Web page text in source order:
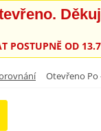
POSTUPNĚ OD
Otevřeno Po